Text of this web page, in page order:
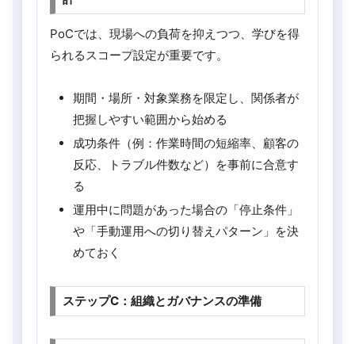
PoCでは、現場への負荷を抑えつつ、学びを得
られるスコープ設定が重要です。
期間・場所・対象業務を限定し、関係者が
把握しやすい範囲から始める
成功条件（例：作業時間の短縮率、顧客の
反応、トラブル件数など）を事前に合意す
る
運用中に問題があった場合の「停止条件」
や「手動運用への切り替えパターン」を決
めておく
ステップC：組織とガバナンスの準備